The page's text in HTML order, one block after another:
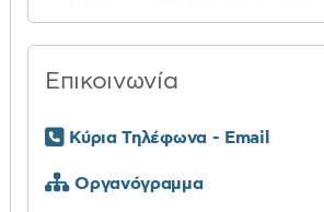
Επικοινωνία
Κύρια Τηλέφωνα - Email
Οργανόγραμμα